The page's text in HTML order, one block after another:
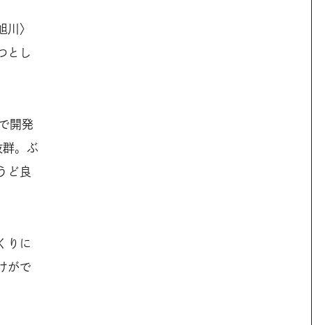
〉
とし
開発
。ぶ
ど良
りに
がで